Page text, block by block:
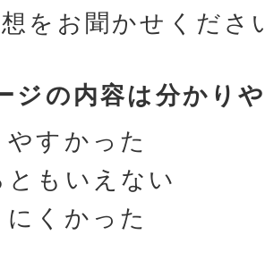
をお聞かせくださ
ジの内容は分かり
すかった
ともいえない
くかった